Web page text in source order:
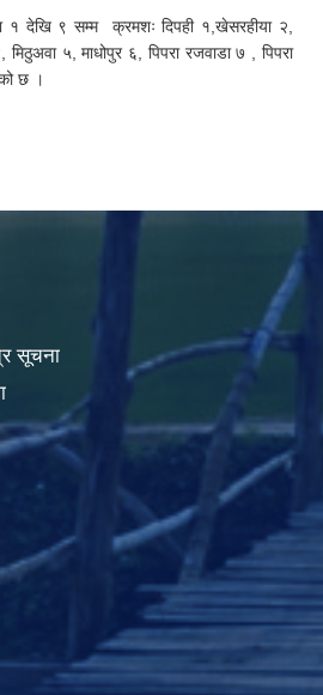
१ देखि ९ सम्म क्रमशः दिपही १,खेसरहीया २,
५, माधोपुर ६, पिपरा रजवाडा ७ , पिपरा
छ ।
सूचना